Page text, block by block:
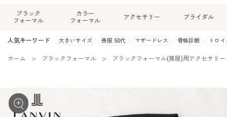
ブラック
フォーマル
カラー
フォーマル
アクセサリー ブライダル
人気キーワード 大きいサイズ 喪服 50代 マザードレス 骨格診断 トロ
ホーム ブラックフォーマル ブラックフォーマル(喪服)用アクセサリー